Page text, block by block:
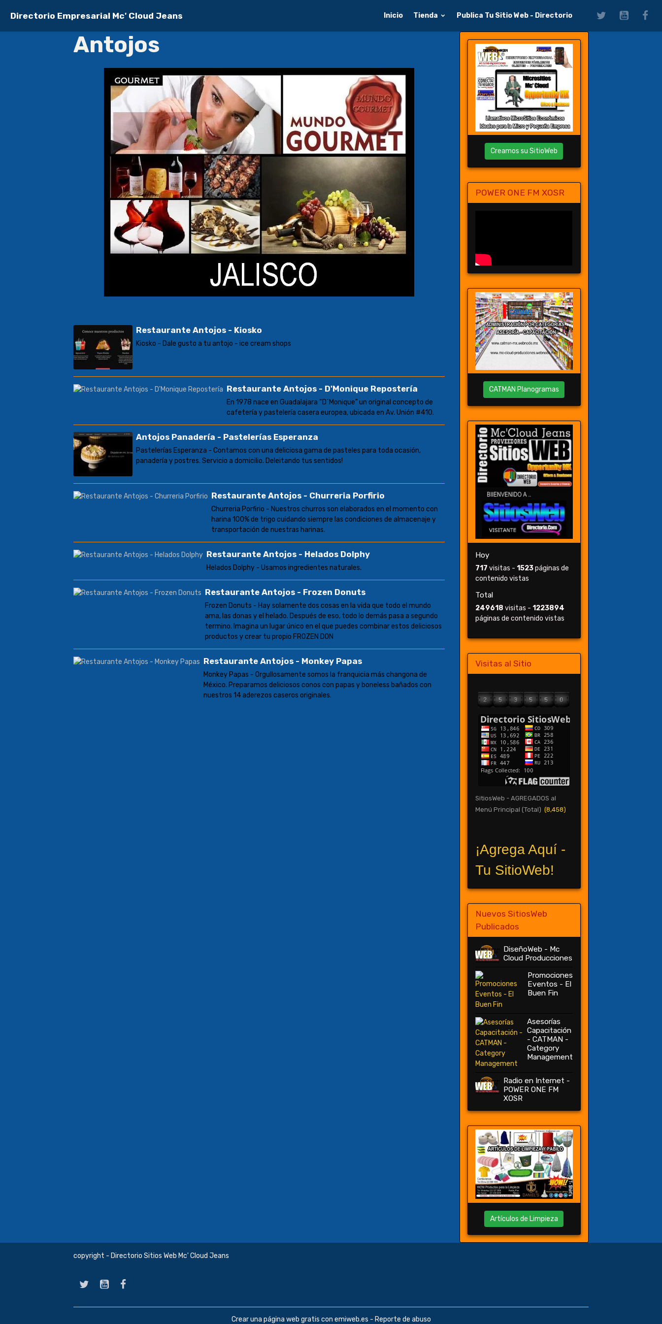
Directorio Empresarial Mc' Cloud Jeans Inicio Tienda Publica Tu Sitio Web - Directorio
Antojos
Restaurante Antojos - Kiosko
Kiosko - Dale gusto a tu antojo - ice cream shops
Restaurante Antojos - D'Monique Repostería
En 1978 nace en Guadalajara “D´Monique” un original concepto de
cafetería y pastelería casera europea, ubicada en Av. Unión #410.
Antojos Panadería - Pastelerías Esperanza
Pastelerías Esperanza - Contamos con una deliciosa gama de pasteles para toda ocasión,
panadería y postres. Servicio a domicilio. Deleitando tus sentidos!
Restaurante Antojos - Churreria Porfirio
Churreria Porfirio - Nuestros churros son elaborados en el momento con
harina 100% de trigo cuidando siempre las condiciones de almacenaje y
transportación de nuestras harinas.
Restaurante Antojos - Helados Dolphy
Helados Dolphy - Usamos ingredientes naturales.
Restaurante Antojos - Frozen Donuts
Frozen Donuts - Hay solamente dos cosas en la vida que todo el mundo
ama, las donas y el helado. Después de eso, todo lo demás pasa a segundo
termino. Imagina un lugar único en el que puedes combinar estos deliciosos
productos y crear tu propio FROZEN DON
Restaurante Antojos - Monkey Papas
Monkey Papas - Orgullosamente somos la franquicia más changona de
México. Preparamos deliciosos conos con papas y boneless bañados con
nuestros 14 aderezos caseros originales.
Creamos su SitioWeb
POWER ONE FM XOSR
CATMAN Planogramas
Hoy
717 visitas -1523páginas de
contenido vistas
Total
249618 visitas -1223894
páginas de contenido vistas
Visitas al Sitio
SitiosWeb - AGREGADOS al
Menú Principal (Total) (8,458)
¡Agrega Aquí -
Tu SitioWeb!
Nuevos SitiosWeb
Publicados
DiseñoWeb - Mc
Cloud Producciones
Promociones
Eventos - El
Buen Fin
Asesorías
Capacitación
- CATMAN -
Category
Management
Radio en Internet -
POWER ONE FM
XOSR
Artículos de Limpieza
copyright - Directorio Sitios Web Mc' Cloud Jeans
Crear una página web gratis con emiweb.es - Reporte de abuso